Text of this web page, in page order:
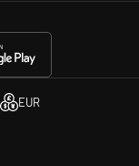
EUR